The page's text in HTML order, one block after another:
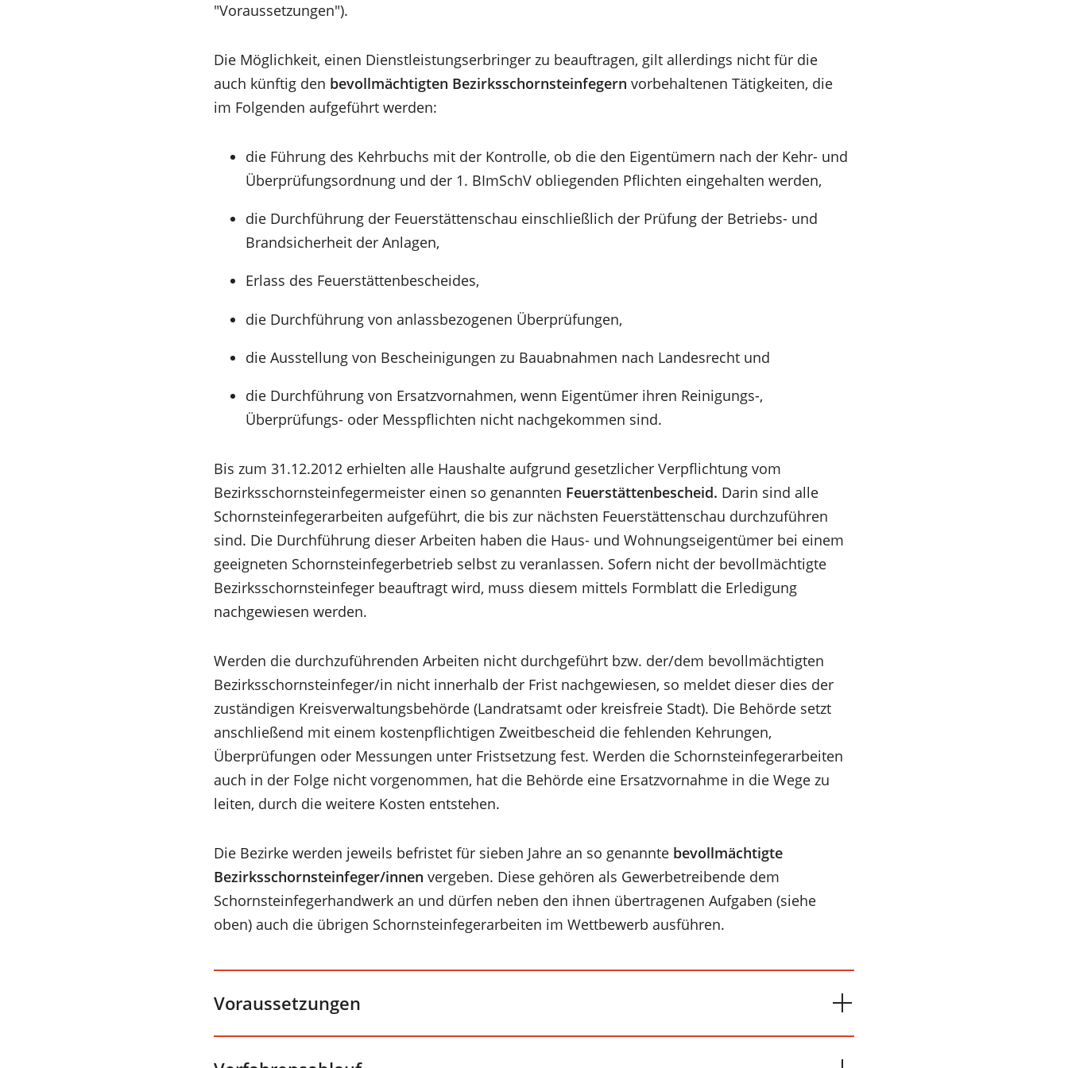
"Voraussetzungen").
Die Möglichkeit, einen Dienstleistungserbringer zu beauftragen, gilt allerdings nicht für die
auch künftig den bevollmächtigten Bezirksschornsteinfegern vorbehaltenen Tätigkeiten, die
im Folgenden aufgeführt werden:
die Führung des Kehrbuchs mit der Kontrolle, ob die den Eigentümern nach der Kehr- und
Überprüfungsordnung und der 1. BImSchV obliegenden Pflichten eingehalten werden,
die Durchführung der Feuerstättenschau einschließlich der Prüfung der Betriebs- und
Brandsicherheit der Anlagen,
Erlass des Feuerstättenbescheides,
die Durchführung von anlassbezogenen Überprüfungen,
die Ausstellung von Bescheinigungen zu Bauabnahmen nach Landesrecht und
die Durchführung von Ersatzvornahmen, wenn Eigentümer ihren Reinigungs-,
Überprüfungs- oder Messpflichten nicht nachgekommen sind.
Bis zum 31.12.2012 erhielten alle Haushalte aufgrund gesetzlicher Verpflichtung vom
Bezirksschornsteinfegermeister einen so genannten Feuerstättenbescheid. Darin sind alle
Schornsteinfegerarbeiten aufgeführt, die bis zur nächsten Feuerstättenschau durchzuführen
sind. Die Durchführung dieser Arbeiten haben die Haus- und Wohnungseigentümer bei einem
geeigneten Schornsteinfegerbetrieb selbst zu veranlassen. Sofern nicht der bevollmächtigte
Bezirksschornsteinfeger beauftragt wird, muss diesem mittels Formblatt die Erledigung
nachgewiesen werden.
Werden die durchzuführenden Arbeiten nicht durchgeführt bzw. der/dem bevollmächtigten
Bezirksschornsteinfeger/in nicht innerhalb der Frist nachgewiesen, so meldet dieser dies der
zuständigen Kreisverwaltungsbehörde (Landratsamt oder kreisfreie Stadt). Die Behörde setzt
anschließend mit einem kostenpflichtigen Zweitbescheid die fehlenden Kehrungen,
Überprüfungen oder Messungen unter Fristsetzung fest. Werden die Schornsteinfegerarbeiten
auch in der Folge nicht vorgenommen, hat die Behörde eine Ersatzvornahme in die Wege zu
leiten, durch die weitere Kosten entstehen.
Die Bezirke werden jeweils befristet für sieben Jahre an so genannte bevollmächtigte
Bezirksschornsteinfeger/innen vergeben. Diese gehören als Gewerbetreibende dem
Schornsteinfegerhandwerk an und dürfen neben den ihnen übertragenen Aufgaben (siehe
oben) auch die übrigen Schornsteinfegerarbeiten im Wettbewerb ausführen.
Voraussetzungen